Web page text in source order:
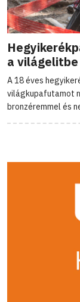
a
A 18 éves
világkupafutamot
bronzéremmel és